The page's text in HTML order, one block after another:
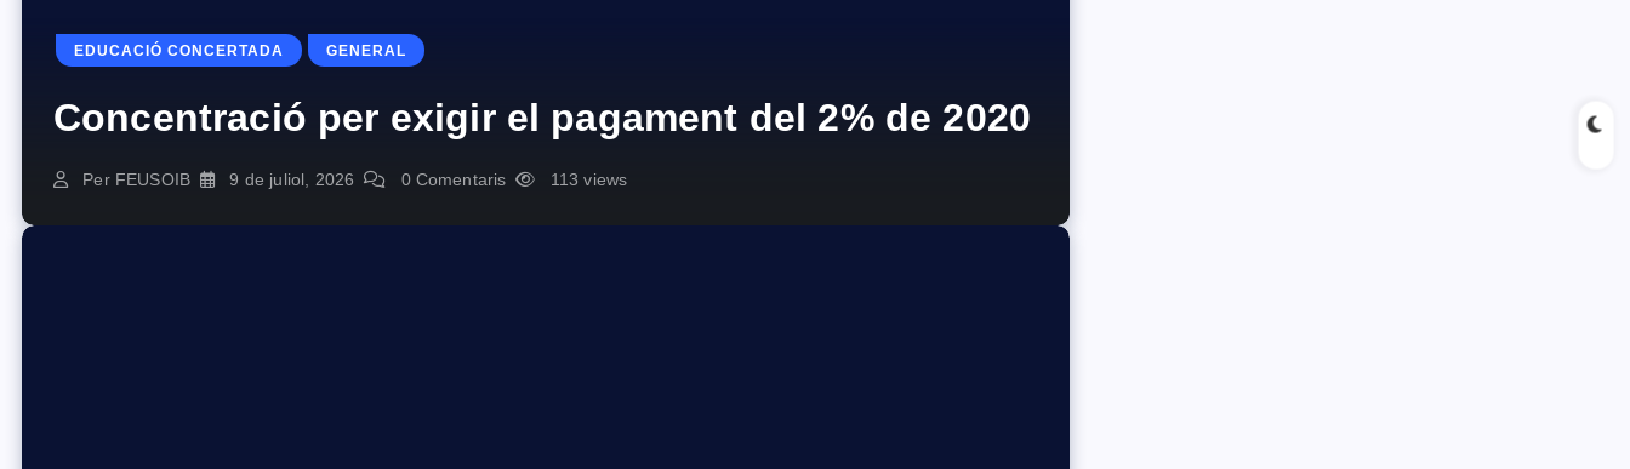
EDUCACIÓ CONCERTADA GENERAL
Concentració per exigir el pagament del 2% de 2020
Per FEUSOIB 9 de juliol, 2026 0 Comentaris 113 views